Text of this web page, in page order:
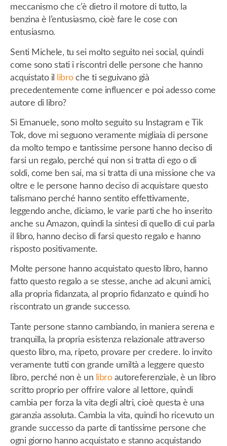
meccanismo che c’è dietro il motore di tutto, la
benzina è l’entusiasmo, cioè fare le cose con
entusiasmo.
Senti Michele, tu sei molto seguito nei social, quindi
come sono stati i riscontri delle persone che hanno
acquistato il
libroche ti seguivano già
precedentemente come influencer e poi adesso come
autore di libro?
Sì Emanuele, sono molto seguito su Instagram e Tik
Tok, dove mi seguono veramente migliaia di persone
da molto tempo e tantissime persone hanno deciso di
farsi un regalo, perché qui non si tratta di ego o di
soldi, come ben sai, ma si tratta di una missione che va
oltre e le persone hanno deciso di acquistare questo
talismano perché hanno sentito effettivamente,
leggendo anche, diciamo, le varie parti che ho inserito
anche su Amazon, quindi la sintesi di quello di cui parla
il libro, hanno deciso di farsi questo regalo e hanno
risposto positivamente.
Molte persone hanno acquistato questo libro, hanno
fatto questo regalo a se stesse, anche ad alcuni amici,
alla propria fidanzata, al proprio fidanzato e quindi ho
riscontrato un grande successo.
Tante persone stanno cambiando, in maniera serena e
tranquilla, la propria esistenza relazionale attraverso
questo libro, ma, ripeto, provare per credere. Io invito
veramente tutti con grande umiltà a leggere questo
libro, perché non è un libroautoreferenziale, è un libro
scritto proprio per offrire valore al lettore, quindi
cambia per forza la vita degli altri, cioè questa è una
garanzia assoluta. Cambia la vita, quindi ho ricevuto un
grande successo da parte di tantissime persone che
ogni giorno hanno acquistato e stanno acquistando